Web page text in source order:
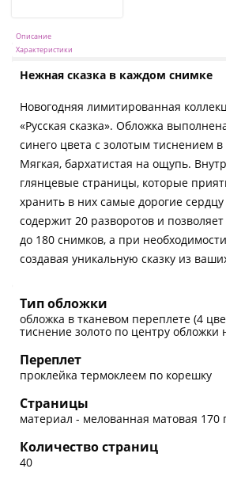
Описание
Характеристики
Нежная сказка в каждом снимке
Новогодняя лимитированная
«Русская сказка». Обложка
синего цвета с золотым тиснением в
Мягкая, бархатистая на ощупь.
глянцевые страницы, которые
хранить в них самые дорогие
содержит 20 разворотов и
до 180 снимков, а при
создавая уникальную сказку из
Тип обложки
обложка в тканевом переплете (4
тиснение золото по центру обложки
Переплет
проклейка термоклеем по корешку
Страницы
материал - мелованная матовая 170
Количество страниц
40